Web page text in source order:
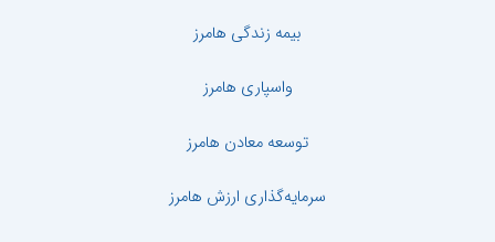
بیمه زندگی هامرز
واسپاری هامرز
توسعه معادن هامرز
سرمایه‌گذاری ارزش هامرز